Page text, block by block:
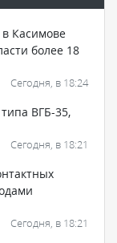
Касимове
более 18
Сегодня, в 18:24
ВГБ-35,
Сегодня, в 18:21
Сегодня, в 18:21